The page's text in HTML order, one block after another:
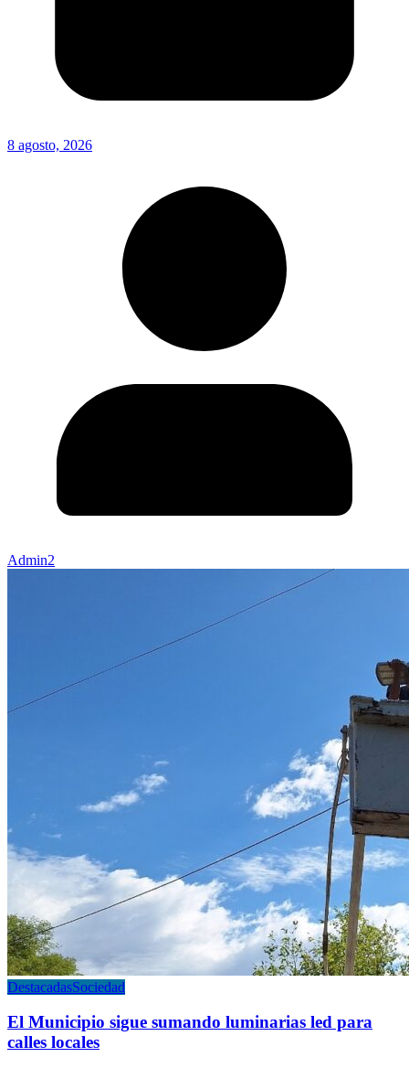
8 agosto, 2026
Admin2
DestacadasSociedad
El Municipio sigue sumando luminarias led para
calles locales